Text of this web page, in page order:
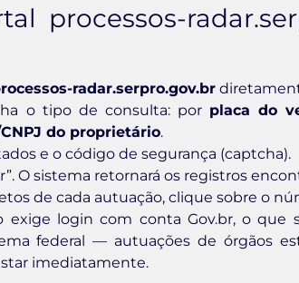
processos-
radar.serpro.gov.br
o tipo de consulta: por placa do
CNPJ do proprietário.
e o código de segurança (captcha).
O sistema retornará os registros
de cada autuação, clique sobre o
exige login com conta Gov.br, o que
federal — autuações de órgãos
imediatamente.